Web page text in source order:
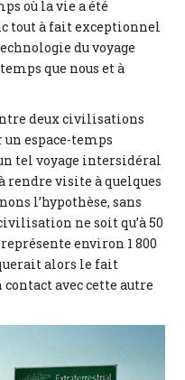
où la vie a été
tout à fait exceptionnel
du voyage
que nous et à
deux civilisations
espace-temps
tel voyage intersidéral
rendre visite à quelques
l’hypothèse, sans
ne soit qu’à 50
environ 1 800
alors le fait
avec cette autre